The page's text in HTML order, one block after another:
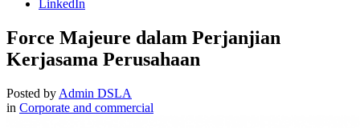
LinkedIn
Force Majeure dalam Perjanjian
Kerjasama Perusahaan
Posted by Admin DSLA
in Corporate and commercial